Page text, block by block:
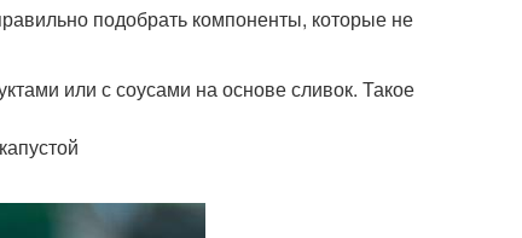
подобрать компоненты, которые не
или с соусами на основе сливок. Такое